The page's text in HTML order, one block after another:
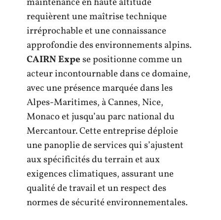
requièrent une maîtrise technique
irréprochable et une connaissance
approfondie des environnements alpins.
CAIRN Expese positionne comme un
acteur incontournable dans ce domaine,
avec une présence marquée dans les
Alpes-Maritimes, à Cannes, Nice,
Monaco et jusqu’au parc national du
Mercantour. Cette entreprise déploie
une panoplie de services qui s’ajustent
aux spécificités du terrain et aux
exigences climatiques, assurant une
qualité de travail et un respect des
normes de sécurité environnementales.